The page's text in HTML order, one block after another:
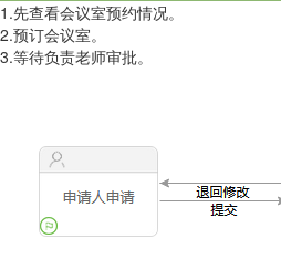
1.先查看会议室预约情况。
2.预订会议室。
3.等待负责老师审批。